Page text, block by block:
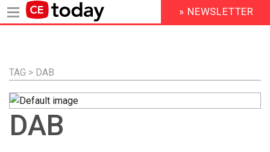
Inhalt
HEADER
MENU
» NEWSLETTER
TAG > DAB
DAB